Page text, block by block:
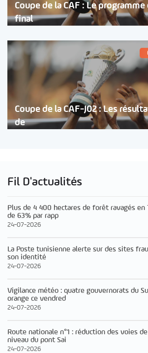
Coupe de la CAF : Le
final
Coupe de la CAF-J02 : Les
de
Fil D'actualités
Plus de 4 400 hectares de forêt ravagés en
de 63% par rapp
24-07-2026
La Poste tunisienne alerte sur des sites
son identité
24-07-2026
Vigilance météo : quatre gouvernorats du
orange ce vendred
24-07-2026
Route nationale n°1 : réduction des voies
niveau du pont Sai
24-07-2026